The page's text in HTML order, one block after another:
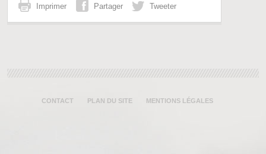
Imprimer Partager Tweeter
CONTACT PLAN DU SITE MENTIONS LÉGALES